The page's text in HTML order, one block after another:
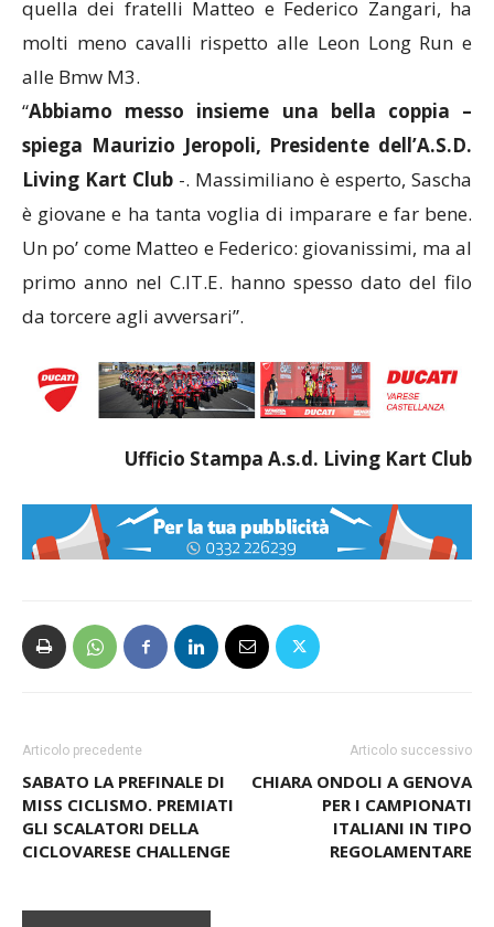
quella dei fratelli Matteo e Federico Zangari, ha
molti meno cavalli rispetto alle Leon Long Run e
alle Bmw M3.
“Abbiamo messo insieme una bella coppia –
spiega Maurizio Jeropoli, Presidente dell’A.S.D.
Living Kart Club -. Massimiliano è esperto, Sascha
è giovane e ha tanta voglia di imparare e far bene.
Un po’ come Matteo e Federico: giovanissimi, ma al
primo anno nel C.IT.E. hanno spesso dato del filo
da torcere agli avversari”.
Ufficio Stampa A.s.d. Living Kart Club
Articolo precedente
SABATO LA PREFINALE DI
MISS CICLISMO. PREMIATI
GLI SCALATORI DELLA
CICLOVARESE CHALLENGE
Articolo successivo
CHIARA ONDOLI A GENOVA
PER I CAMPIONATI
ITALIANI IN TIPO
REGOLAMENTARE